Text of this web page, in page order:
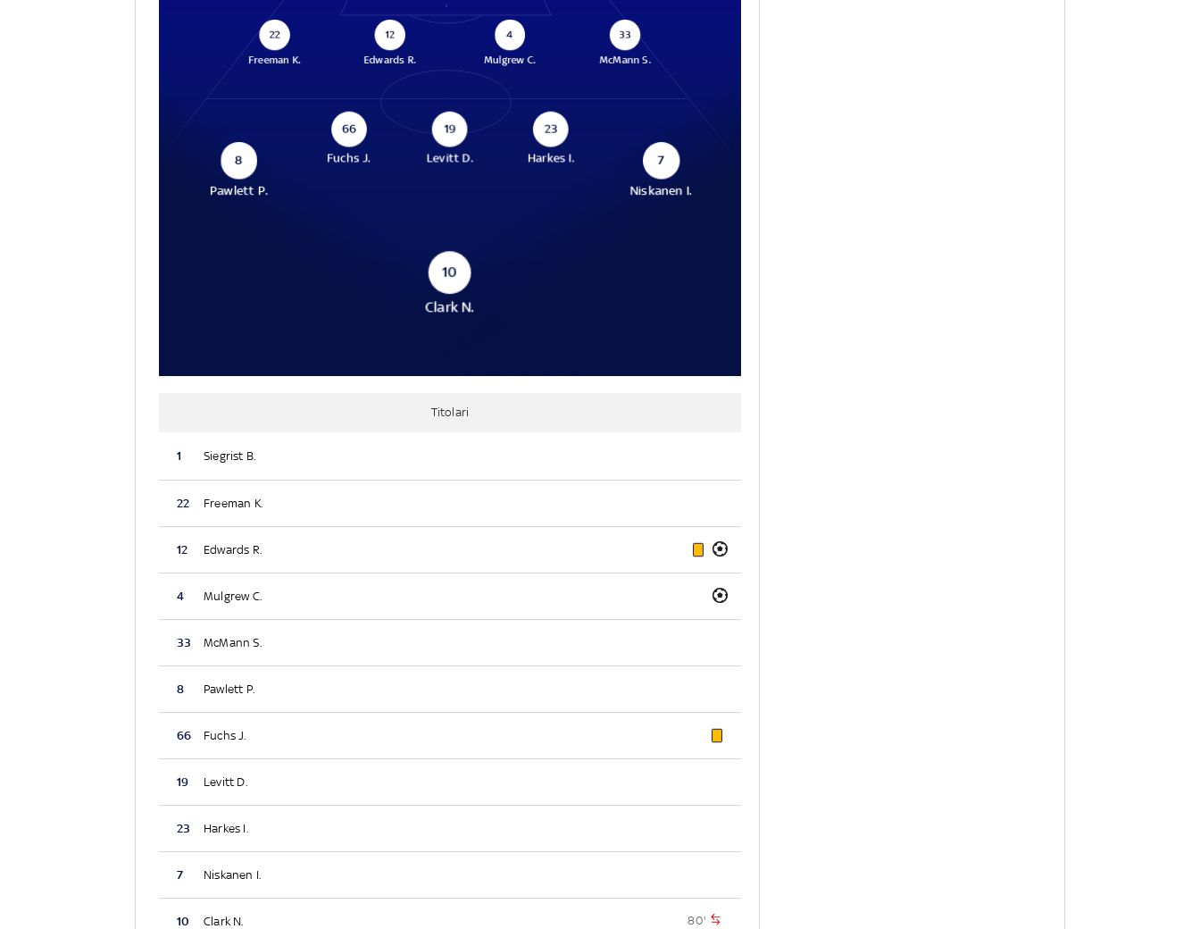
22
Freeman K.
12
Edwards R.
4
Mulgrew C.
33
McMann S.
8
Pawlett P.
66
Fuchs J.
19
Levitt D.
23
Harkes I. 7
Niskanen I.
10
Clark N.
Titolari
1 Siegrist B.
22 Freeman K.
12 Edwards R.
4 Mulgrew C.
33 McMann S.
8 Pawlett P.
66 Fuchs J.
19 Levitt D.
23 Harkes I.
7 Niskanen I.
10 Clark N. 80'